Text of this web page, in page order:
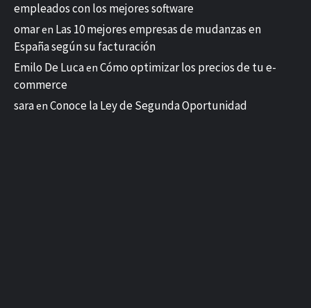
empleados con los mejores software
omaren Las 10 mejores empresas de mudanzas en
España según su facturación
Emilo De Lucaen Cómo optimizar los precios de tu e-
commerce
saraen Conoce la Ley de Segunda Oportunidad